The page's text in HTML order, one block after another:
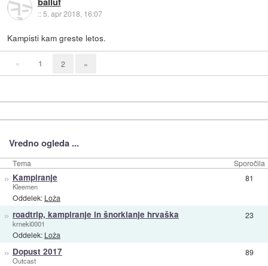
::5. apr 2018, 16:07
Kampisti kam greste letos.
« 1 2 »
Vredno ogleda ...
Tema Sporočila
» Kampiranje
Kleemen
Oddelek: Loža
81
» roadtrip, kampiranje in šnorklanje hrvaška
krneki0001
Oddelek: Loža
23
» Dopust 2017
Outcast
89